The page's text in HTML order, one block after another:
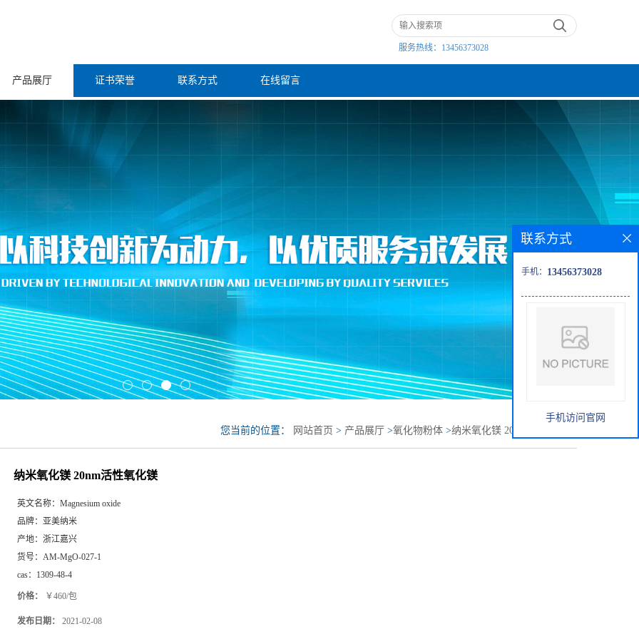
服务热线： 13456373028
产品展厅 证书荣誉 联系方式 在线留言
您当前的位置： 网站首页 产品展厅 氧化物粉体 纳米氧化镁 20nm活性氧化镁
纳米氧化镁 20nm活性氧化镁
英文名称：
品牌： 亚美纳米
产地： 浙江嘉兴
货号：
价格： ￥460/包
发布日期：
联系方式
手机： 13456373028
手机访问官网